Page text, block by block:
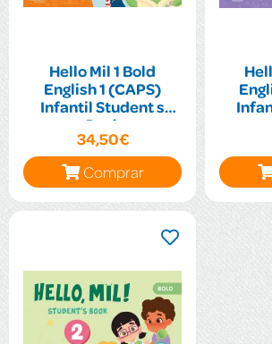
Hello Mil 1 Bold
English 1 (CAPS)
Infantil Student s
Book
34,50€
Comprar